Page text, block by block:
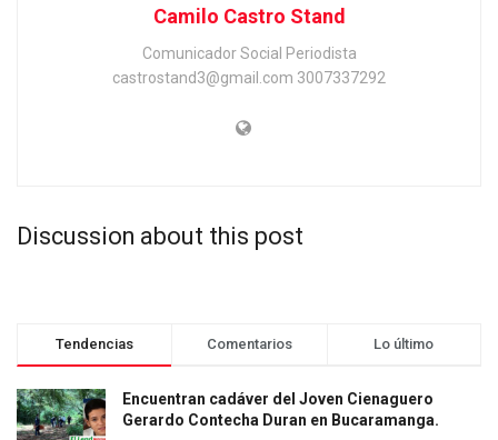
Camilo Castro Stand
Comunicador Social Periodista
castrostand3@gmail.com 3007337292
Discussion about this post
Tendencias Comentarios Lo último
Encuentran cadáver del Joven Cienaguero
Gerardo Contecha Duran en Bucaramanga.